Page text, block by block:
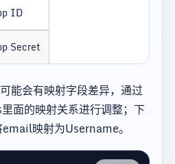
ID
Secret
能会有映射字段差异，通过
面的映射关系进行调整；下
映射为Username。